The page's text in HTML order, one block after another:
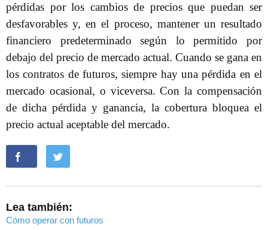
pérdidas por los cambios de precios que puedan ser
desfavorables y, en el proceso, mantener un resultado
financiero predeterminado según lo permitido por
debajo del precio de mercado actual. Cuando se gana en
los contratos de futuros, siempre hay una pérdida en el
mercado ocasional, o viceversa. Con la compensación
de dicha pérdida y ganancia, la cobertura bloquea el
precio actual aceptable del mercado.
Lea también:
Cómo operar con futuros